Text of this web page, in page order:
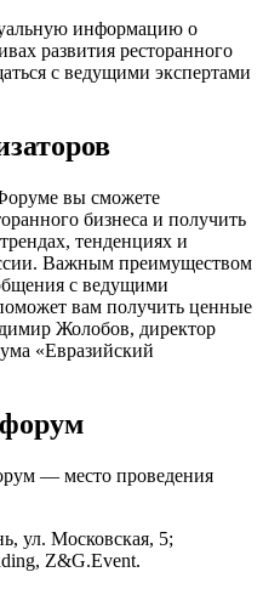
информацию о
развития ресторанного
с ведущими экспертами
вы сможете
бизнеса и получить
тенденциях и
Важным преимуществом
с ведущими
вам получить ценные
Жолобов, директор
«Евразийский
ул. Московская, 5;
Z&G.Event.